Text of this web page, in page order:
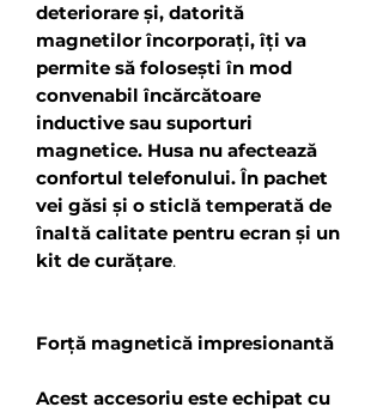
deteriorare și, datorită
magnetilor încorporați, îți va
permite să folosești în mod
convenabil încărcătoare
inductive sau suporturi
magnetice. Husa nu afectează
confortul telefonului. În pachet
vei găsi și o sticlă temperată de
înaltă calitate pentru ecran și un
kit de curățare.
Forță magnetică impresionantă
Acest accesoriu este echipat cu